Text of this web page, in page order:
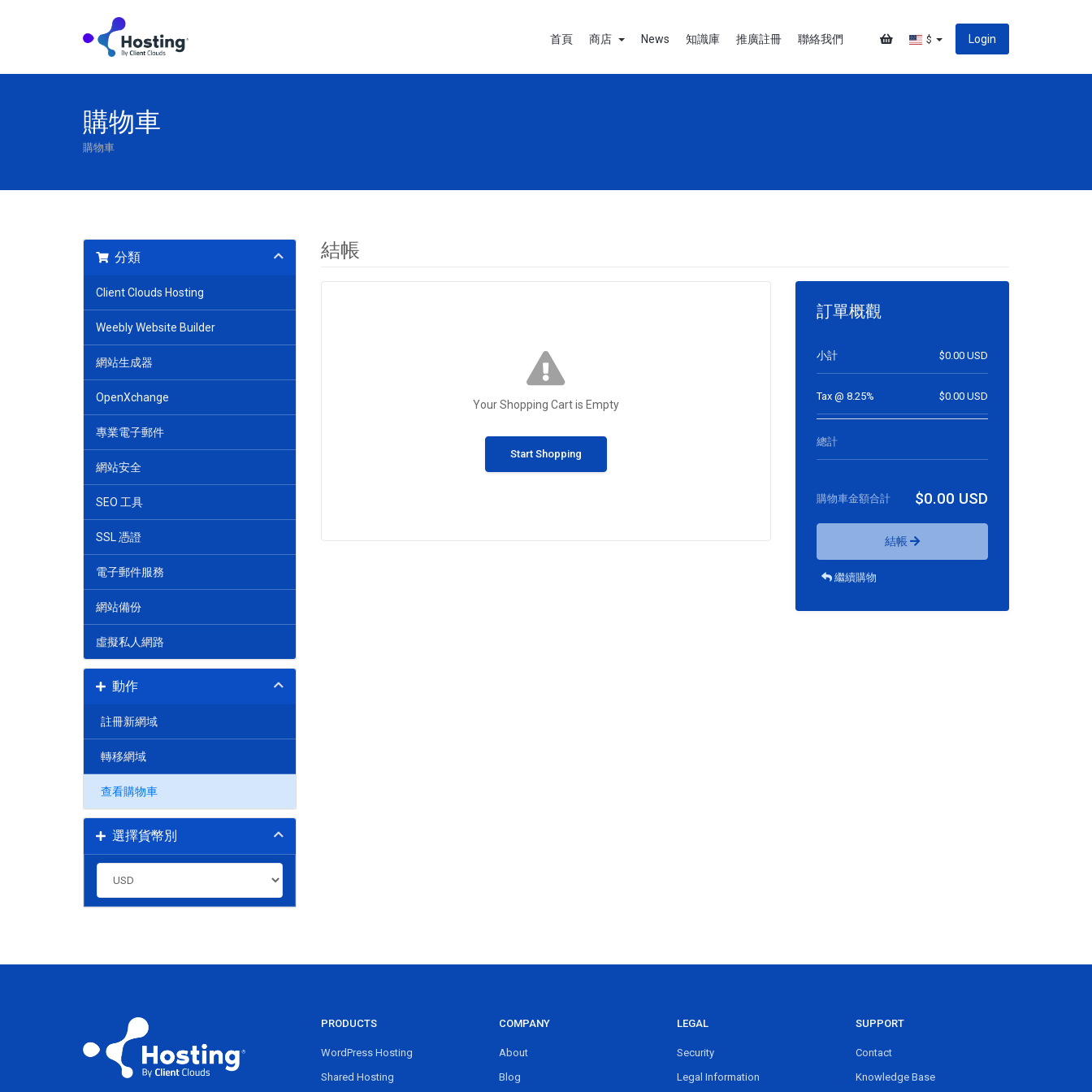
首頁 商店 News 知識庫 推廣註冊 聯絡我們 $ Login
購物車
購物車
分類
Client Clouds Hosting
Weebly Website Builder
網站生成器
OpenXchange
專業電子郵件
網站安全
SEO 工具
SSL 憑證
電子郵件服務
網站備份
虛擬私人網路
動作
註冊新網域
轉移網域
查看購物車
選擇貨幣別
結帳
Your Shopping Cart is Empty
Start Shopping
訂單概觀
小計 $0.00 USD
Tax @ 8.25% $0.00 USD
總計
$0.00 USD
購物車金額合計
結帳
繼續購物
PRODUCTS
WordPress Hosting
Shared Hosting
COMPANY
About
Blog
LEGAL
Security
Legal Information
SUPPORT
Contact
Knowledge Base